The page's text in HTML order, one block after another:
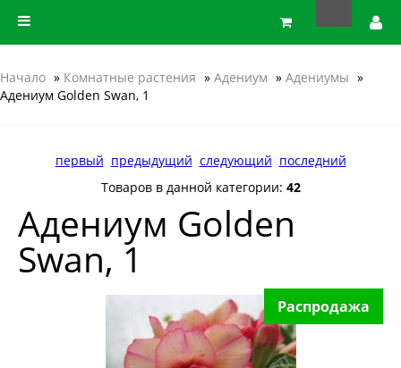
Начало » Комнатные растения » Адениум » Адениумы »
Адениум Golden Swan, 1
первый предыдущий следующий последний
Товаров в данной категории: 42
Адениум Golden
Swan, 1
Распродажа